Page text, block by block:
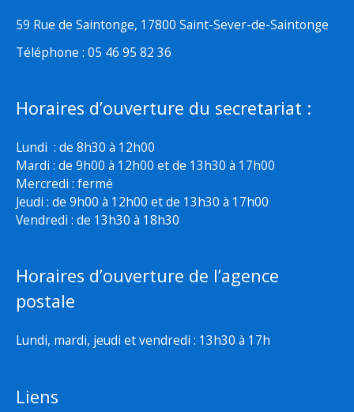
59 Rue de Saintonge, 17800 Saint-Sever-de-Saintonge
Téléphone : 05 46 95 82 36
Horaires d’ouverture du secretariat :
Lundi : de 8h30 à 12h00
Mardi : de 9h00 à 12h00 et de 13h30 à 17h00
Mercredi : fermé
Jeudi : de 9h00 à 12h00 et de 13h30 à 17h00
Vendredi : de 13h30 à 18h30
Horaires d’ouverture de l’agence
postale
Lundi, mardi, jeudi et vendredi : 13h30 à 17h
Liens